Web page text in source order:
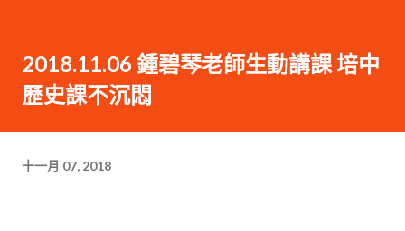
2018.11.06 鍾碧琴老師生動講課 培中
歷史課不沉悶
十一月 07, 2018